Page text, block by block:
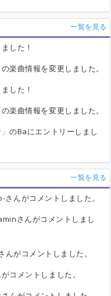
一覧を見る
した！
の楽曲情報を変更しました。
した！
の楽曲情報を変更しました。
」のBaにエントリーしまし
一覧を見る
さんがコメントしました。
さんがコメントしまし
んがコメントしました。
コメントしました。